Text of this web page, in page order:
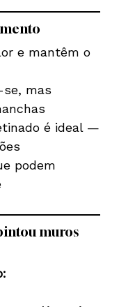
e mantêm o
mas
é ideal —
podem
muros